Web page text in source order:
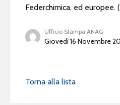
Federchimica, ed europee.
Ufficio Stampa ANAG
Giovedì 16 Novembre
Torna alla lista